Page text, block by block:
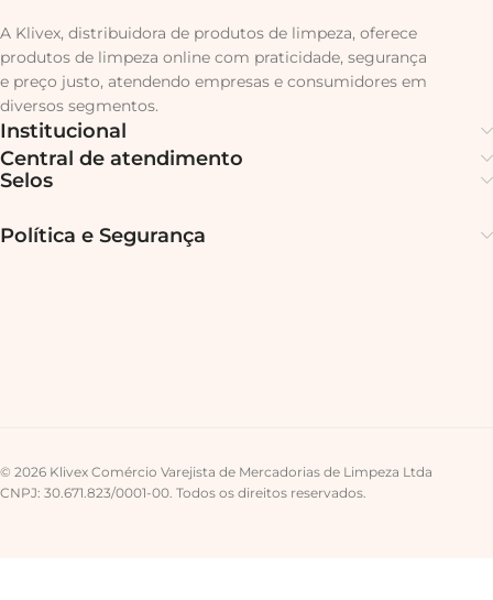
A Klivex, distribuidora de produtos de limpeza, oferece
produtos de limpeza online com praticidade, segurança
e preço justo, atendendo empresas e consumidores em
diversos segmentos.
Institucional
Central de atendimento
Selos
Política e Segurança
© 2026 Klivex Comércio Varejista de Mercadorias de Limpeza Ltda
CNPJ: 30.671.823/0001-00. Todos os direitos reservados.